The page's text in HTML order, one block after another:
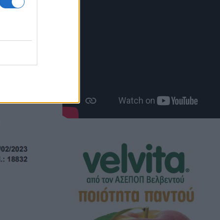
όμως
μην